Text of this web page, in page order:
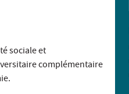
sociale et
complémentaire